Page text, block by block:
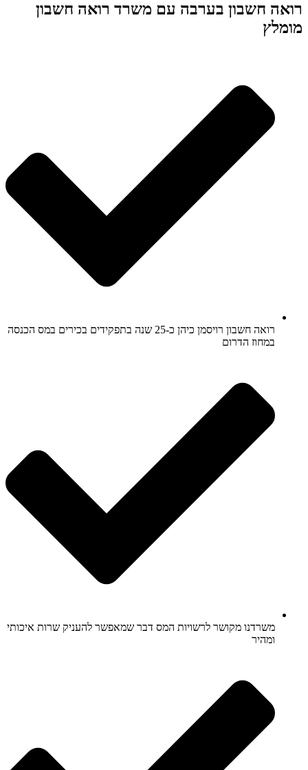
חשבון בערבה עם משרד רואה חשבון
רואה חשבון רויסמן כיהן כ-25 שנה בתפקידים בכירים במס הכנסה
במחוז הדרום
משרדנו מקושר לרשויות המס דבר שמאפשר להעניק שרות איכותי